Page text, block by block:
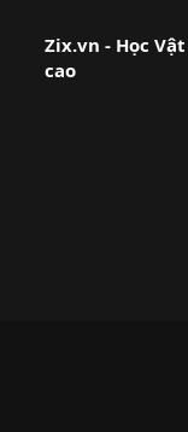
Zix.vn - Học
cao